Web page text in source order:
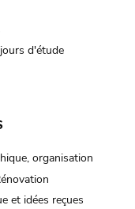
d'étude
organisation
et idées reçues